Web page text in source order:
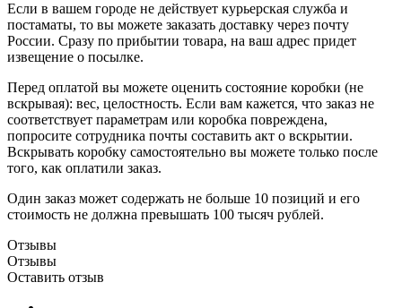
Если в вашем городе не действует курьерская служба и
постаматы, то вы можете заказать доставку через почту
России. Сразу по прибытии товара, на ваш адрес придет
извещение о посылке.
Перед оплатой вы можете оценить состояние коробки (не
вскрывая): вес, целостность. Если вам кажется, что заказ не
соответствует параметрам или коробка повреждена,
попросите сотрудника почты составить акт о вскрытии.
Вскрывать коробку самостоятельно вы можете только после
того, как оплатили заказ.
Один заказ может содержать не больше 10 позиций и его
стоимость не должна превышать 100 тысяч рублей.
Отзывы
Отзывы
Оставить отзыв